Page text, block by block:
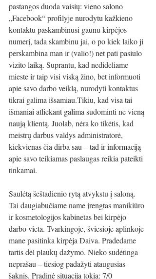
pastangos duoda vaisių: vieno salono
„Facebook“ profilyje nurodytu kažkieno
kontaktu paskambinusi gaunu kirpėjos
numerį, tada skambinu jai, o po kiek laiko ji
perskambina man ir (valio!) net pati pasiūlo
vizito laiką. Suprantu, kad nedideliame
mieste ir taip visi viską žino, bet informuoti
apie savo darbo veiklą, nurodyti kontaktus
tikrai galima išsamiau.Tikiu, kad visa tai
išmaniai atliekant galima sudominti ne vieną
naują klientą. Juolab, nėra ko tikėtis, kad
meistrų darbus valdys administratorė,
kiekvienas čia dirba sau – tad ir informaciją
apie savo teikiamas paslaugas reikia pateikti
tinkamai.
Saulėtą šeštadienio rytą atvykstu į saloną.
Tai daugiabučiame name įrengtas manikiūro
ir kosmetologijos kabinetas bei kirpėjo
darbo vieta. Tvarkingoje, šviesioje aplinkoje
mane pasitinka kirpėja Daiva. Pradedame
tartis dėl plaukų dažymo. Nieko sudėtinga
neprašau – tiesiog padažyti ataugusias
šaknis. Pradinė situacija tokia: 7/0